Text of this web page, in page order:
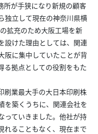
所が手狭になり新規の顧客
独立して現在の神奈川県横
拡充のため大阪工場を新
設けた理由としては、関連
阪に集中していたことが背
る拠点としての役割をもた
刷業最大手の大日本印刷株
を築くうちに、関連会社を
っていきました。他社が持
れることもなく、現在まで